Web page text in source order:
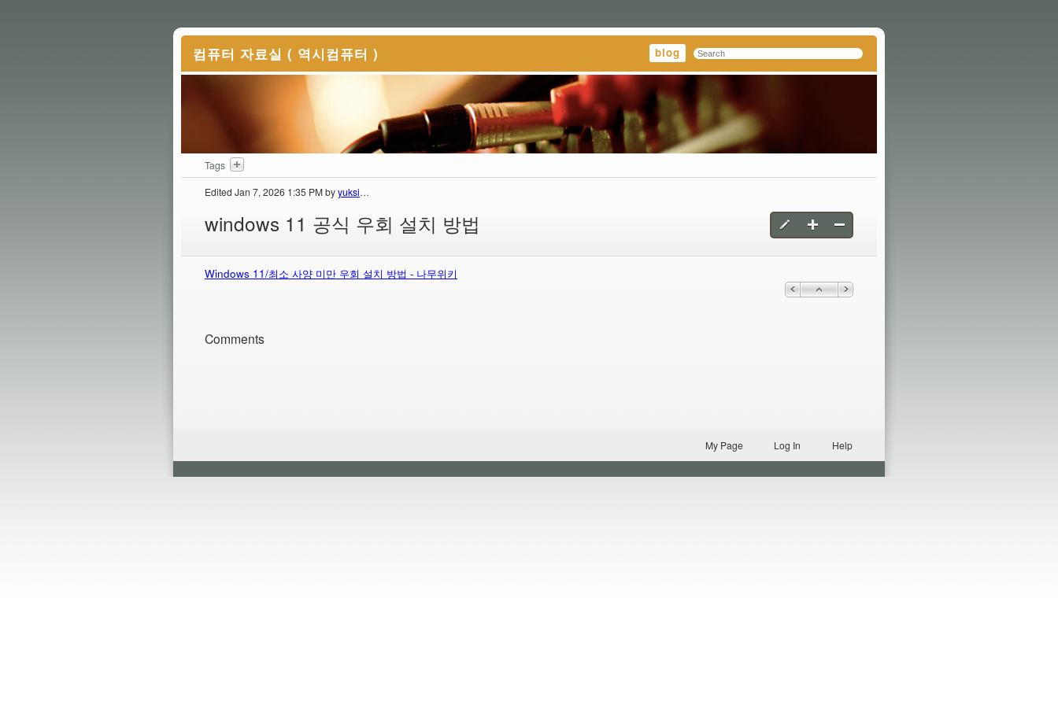
컴퓨터 자료실 ( 역시컴퓨터 ) blog
Tags
Edited Jan 7, 2026 1:35 PM byyuksi…
windows 11 공식 우회 설치 방법
Windows 11/최소 사양 미만 우회 설치 방법 - 나무위키
Comments
My Page Log In Help